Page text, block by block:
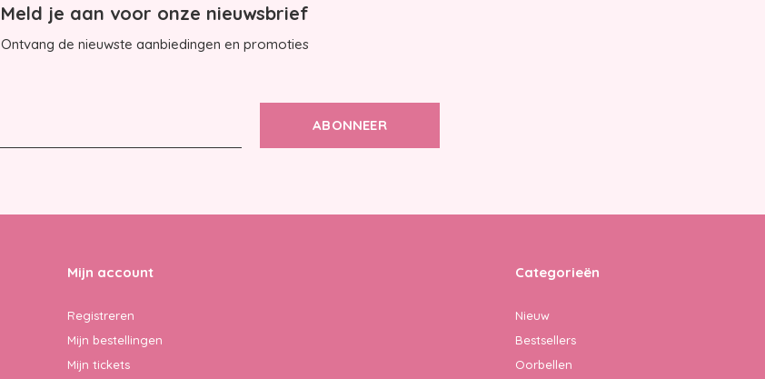
Meld je aan voor onze nieuwsbrief
Ontvang de nieuwste aanbiedingen en promoties
ABONNEER
Mijn account
Registreren
Mijn bestellingen
Mijn tickets
Categorieën
Nieuw
Bestsellers
Oorbellen